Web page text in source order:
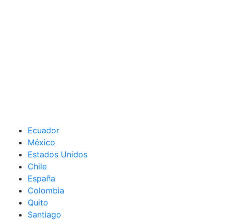
Ecuador
México
Estados Unidos
Chile
España
Colombia
Quito
Santiago